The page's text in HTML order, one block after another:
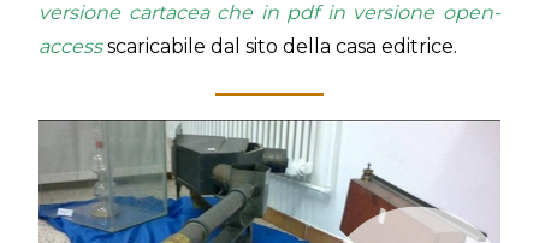
versione cartacea che in pdf in versione open-
access scaricabile dal sito della casa editrice.